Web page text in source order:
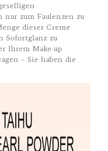
nur zum Faulenzen zu
dieser Creme
Sofortglanz zu
Ihrem Make-up
– Sie haben die